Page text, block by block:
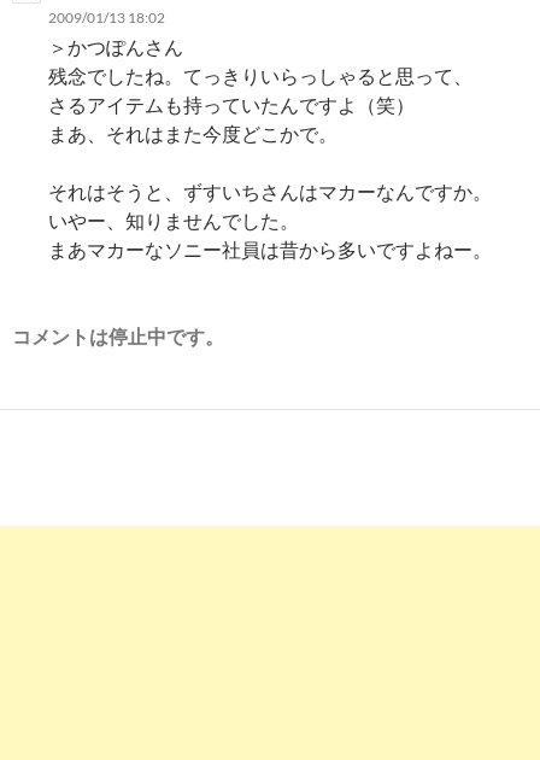
2009/01/13 18:02
＞かつぽんさん
残念でしたね。てっきりいらっしゃると思って、
さるアイテムも持っていたんですよ（笑）
まあ、それはまた今度どこかで。
それはそうと、ずすいちさんはマカーなんですか。
いやー、知りませんでした。
まあマカーなソニー社員は昔から多いですよねー。
コメントは停止中です。